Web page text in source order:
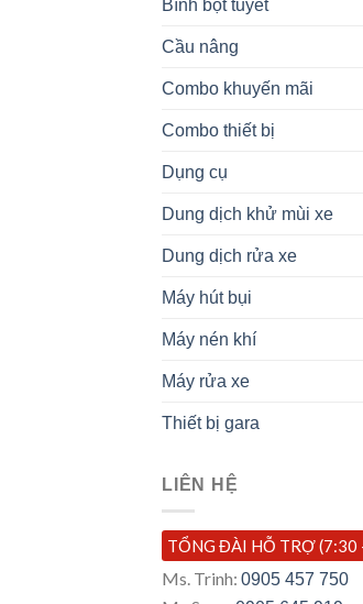
Bình bọt tuyết
Cầu nâng
Combo khuyến mãi
Combo thiết bị
Dụng cụ
Dung dịch khử mùi xe
Dung dịch rửa xe
Máy hút bụi
Máy nén khí
Máy rửa xe
Thiết bị gara
LIÊN HỆ
TỔNG ĐÀI HỖ TRỢ (7:30
Ms. Trinh: 0905 457 750